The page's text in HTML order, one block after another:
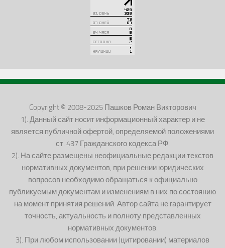
Copyright © 2008-2025 Пашков Роман Викторович
1). Данный сайт носит информационный характер и не
является публичной офертой, определяемой положениями
ст. 437 Гражданского кодекса РФ.
2). На сайте размещены неофициальные редакции текстов
нормативных документов, при решении юридических
вопросов необходимо обращаться к официально
публикуемым документам и изменениям в них по состоянию
на момент принятия решений. Автор сайта не гарантирует
точность, актуальность и полноту представленных
нормативных документов.
3). При любом использовании (цитировании) материалов